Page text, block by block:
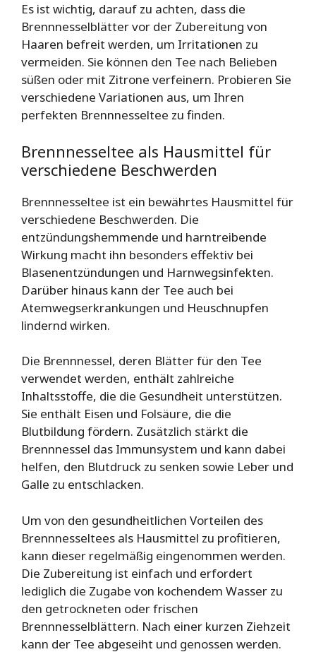
Es ist wichtig, darauf zu achten, dass die
Brennnesselblätter vor der Zubereitung von
Haaren befreit werden, um Irritationen zu
vermeiden. Sie können den Tee nach Belieben
süßen oder mit Zitrone verfeinern. Probieren Sie
verschiedene Variationen aus, um Ihren
perfekten Brennnesseltee zu finden.
Brennnesseltee als Hausmittel für
verschiedene Beschwerden
Brennnesseltee ist ein bewährtes Hausmittel für
verschiedene Beschwerden. Die
entzündungshemmende und harntreibende
Wirkung macht ihn besonders effektiv bei
Blasenentzündungen und Harnwegsinfekten.
Darüber hinaus kann der Tee auch bei
Atemwegserkrankungen und Heuschnupfen
lindernd wirken.
Die Brennnessel, deren Blätter für den Tee
verwendet werden, enthält zahlreiche
Inhaltsstoffe, die die Gesundheit unterstützen.
Sie enthält Eisen und Folsäure, die die
Blutbildung fördern. Zusätzlich stärkt die
Brennnessel das Immunsystem und kann dabei
helfen, den Blutdruck zu senken sowie Leber und
Galle zu entschlacken.
Um von den gesundheitlichen Vorteilen des
Brennnesseltees als Hausmittel zu profitieren,
kann dieser regelmäßig eingenommen werden.
Die Zubereitung ist einfach und erfordert
lediglich die Zugabe von kochendem Wasser zu
den getrockneten oder frischen
Brennnesselblättern. Nach einer kurzen Ziehzeit
kann der Tee abgeseiht und genossen werden.